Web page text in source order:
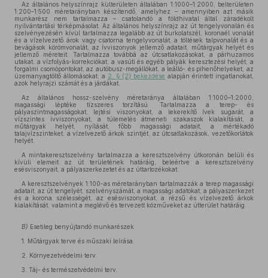
Az általános helyszínrajz külterületen általában 1:1000–1:2000, belterületen
1:200–1:500 méretarányban készítendő, amelyhez – amennyiben azt másik
munkarész nem tartalmazza – csatolandó a földhivatal által záradékolt
nyilvántartási térképmásolat. Az általános helyszínrajz az út tengelyvonalán és
szelvényezésén kívül tartalmazza legalább az út burkolatszél, koronaél vonalát
és a vízelvezető árok vagy csatorna tengelyvonalát, a töltések talpvonalát és a
bevágások körömvonalát, az ívviszonyok jellemző adatait, műtárgyak helyét és
jellemző méreteit. Tartalmazza továbbá az útcsatlakozásokat, a párhuzamos
utakat, a vízfolyás-korrekciókat, a vasúti és egyéb pályák keresztezési helyét, a
forgalmi csomópontokat, az autóbusz-megállókat, a leálló- és pihenőhelyeket, az
üzemanyagtöltő állomásokat, a 2. § (2) bekezdése alapján érintett ingatlanokat,
azok helyrajzi számát és a járdákat.
Az általános hossz-szelvény méretaránya általában 1:1000–1:2000,
magassági léptéke tízszeres torzítású. Tartalmazza a terep- és
pályaszintmagasságokat, lejtési viszonyokat, a lekerekítő ívek sugarát, a
vízszintes ívviszonyokat, a túlemelés átmeneti szakaszok kialakítását, a
műtárgyak helyét, nyílását, főbb magassági adatait, a mértékadó
talajvízszinteket, a vízelvezető árkok szintjét, az útcsatlakozások, vezetőkorlátok
helyét.
A mintakeresztszelvény tartalmazza a keresztszelvény útkoronán belüli és
kívüli elemeit az út területének határáig, beleértve a keresztszelvény
esésviszonyait, a pályaszerkezetet és az úttartozékokat.
A keresztszelvények 1:100-as méretarányban tartalmazzák a terep magassági
adatait, az út tengelyét, szelvényszámát, a magassági adatokat, a pályaszerkezet
és a korona szélességét, az esésviszonyokat, a rézsű és vízelvezető árkok
kialakítását, valamint a meglévő és tervezett közműveket az útterület határáig.
B) Esetileg benyújtandó munkarészek
1. Műtárgyak terve és műszaki leírása.
2. Környezetvédelmi terv.
3. Táj- és természetvédelmi terv.